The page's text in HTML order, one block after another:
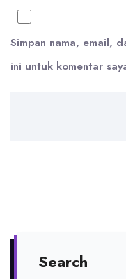
Simpan nama, email,
ini untuk komentar
Search